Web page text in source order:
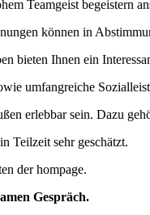
Teamgeist begeistern
können in
bieten Ihnen ein
umfangreiche
erlebbar sein. Dazu
Teilzeit sehr geschätzt.
der hompage.
Gespräch.